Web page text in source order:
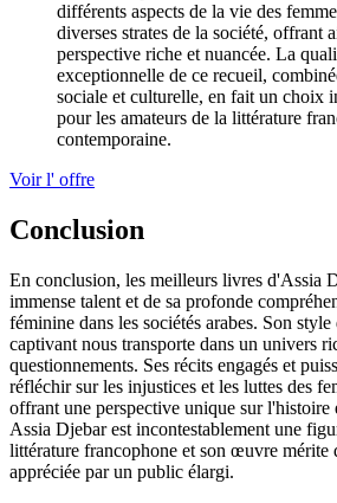
différents aspects de la vie des
diverses strates de la société, offrant
perspective riche et nuancée. La
exceptionnelle de ce recueil,
sociale et culturelle, en fait un choix
pour les amateurs de la littérature
contemporaine.
Voir l' offre
Conclusion
En conclusion, les meilleurs livres d'Assia
immense talent et de sa profonde
féminine dans les sociétés arabes. Son
captivant nous transporte dans un univers
questionnements. Ses récits engagés et
réfléchir sur les injustices et les luttes des
offrant une perspective unique sur l'histoire
Assia Djebar est incontestablement une
littérature francophone et son œuvre mérite
appréciée par un public élargi.